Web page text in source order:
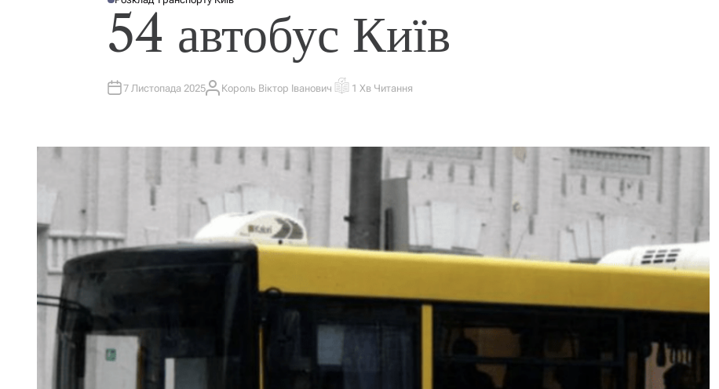
О
Б
Л
В
А
54 автобус Київ
7 Листопада 2025А
Король Віктор Іванович О
Т
Я
1 Хв Читання